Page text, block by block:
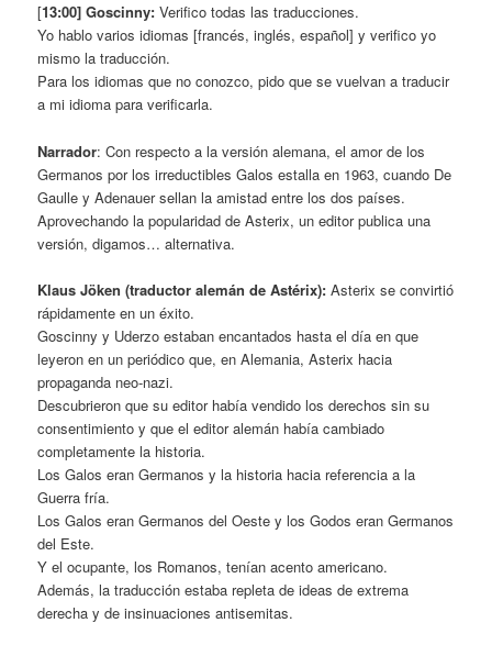
[13:00] Goscinny:Verifico todas las traducciones.
Yo hablo varios idiomas [francés, inglés, español] y verifico yo
mismo la traducción.
Para los idiomas que no conozco, pido que se vuelvan a traducir
a mi idioma para verificarla.
Narrador: Con respecto a la versión alemana, el amor de los
Germanos por los irreductibles Galos estalla en 1963, cuando De
Gaulle y Adenauer sellan la amistad entre los dos países.
Aprovechando la popularidad de Asterix, un editor publica una
versión, digamos… alternativa.
Klaus Jöken (traductor alemán de Astérix): Asterix se convirtió
rápidamente en un éxito.
Goscinny y Uderzo estaban encantados hasta el día en que
leyeron en un periódico que, en Alemania, Asterix hacia
propaganda neo-nazi.
Descubrieron que su editor había vendido los derechos sin su
consentimiento y que el editor alemán había cambiado
completamente la historia.
Los Galos eran Germanos y la historia hacia referencia a la
Guerra fría.
Los Galos eran Germanos del Oeste y los Godos eran Germanos
del Este.
Y el ocupante, los Romanos, tenían acento americano.
Además, la traducción estaba repleta de ideas de extrema
derecha y de insinuaciones antisemitas.